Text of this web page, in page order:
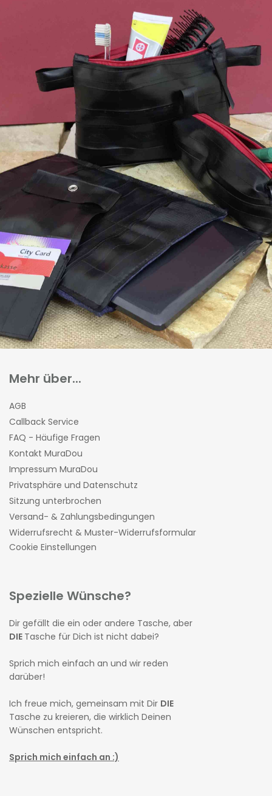
Mehr über...
AGB
Callback Service
FAQ - Häufige Fragen
Kontakt MuraDou
Impressum MuraDou
Privatsphäre und Datenschutz
Sitzung unterbrochen
Versand- & Zahlungsbedingungen
Widerrufsrecht & Muster-Widerrufsformular
Cookie Einstellungen
Spezielle Wünsche?
Dir gefällt die ein oder andere Tasche, aber
DIE Tasche für Dich ist nicht dabei?
Sprich mich einfach an und wir reden
darüber!
Ich freue mich, gemeinsam mit Dir DIE
Tasche zu kreieren, die wirklich Deinen
Wünschen entspricht.
Sprich mich einfach an :)